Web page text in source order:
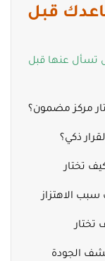
قبل
تسأل عنها قبل
مركز مضمون؟
ذكي؟
تختار
الاهتزاز
الجودة